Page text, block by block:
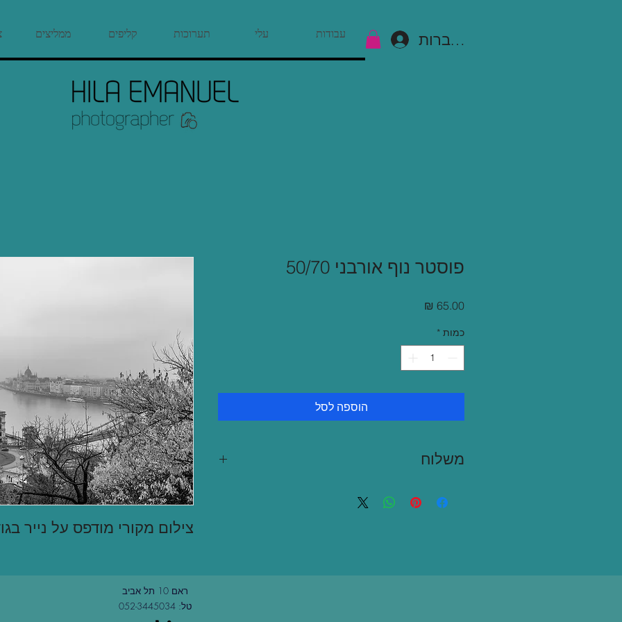
עבודות עלי תערוכות קליפים ממליצים להתחברות
צילום מקורי מודפס על נייר בגודל 50/
פוסטר נוף אורבני 50/70
כמות *
הוספה לסל
משלוח
איסוף עצמי בתאום מראש
ראם 10 תל אביב
טל: 052-3445034